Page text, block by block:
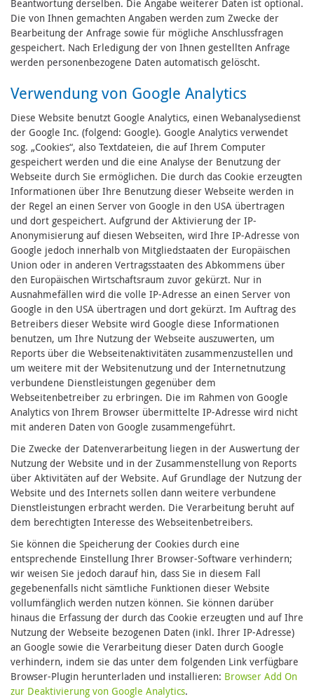
Beantwortung derselben. Die Angabe weiterer Daten ist optional.
Die von Ihnen gemachten Angaben werden zum Zwecke der
Bearbeitung der Anfrage sowie für mögliche Anschlussfragen
gespeichert. Nach Erledigung der von Ihnen gestellten Anfrage
werden personenbezogene Daten automatisch gelöscht.
Verwendung von Google Analytics
Diese Website benutzt Google Analytics, einen Webanalysedienst
der Google Inc. (folgend: Google). Google Analytics verwendet
sog. „Cookies“, also Textdateien, die auf Ihrem Computer
gespeichert werden und die eine Analyse der Benutzung der
Webseite durch Sie ermöglichen. Die durch das Cookie erzeugten
Informationen über Ihre Benutzung dieser Webseite werden in
der Regel an einen Server von Google in den USA übertragen
und dort gespeichert. Aufgrund der Aktivierung der IP-
Anonymisierung auf diesen Webseiten, wird Ihre IP-Adresse von
Google jedoch innerhalb von Mitgliedstaaten der Europäischen
Union oder in anderen Vertragsstaaten des Abkommens über
den Europäischen Wirtschaftsraum zuvor gekürzt. Nur in
Ausnahmefällen wird die volle IP-Adresse an einen Server von
Google in den USA übertragen und dort gekürzt. Im Auftrag des
Betreibers dieser Website wird Google diese Informationen
benutzen, um Ihre Nutzung der Webseite auszuwerten, um
Reports über die Webseitenaktivitäten zusammenzustellen und
um weitere mit der Websitenutzung und der Internetnutzung
verbundene Dienstleistungen gegenüber dem
Webseitenbetreiber zu erbringen. Die im Rahmen von Google
Analytics von Ihrem Browser übermittelte IP-Adresse wird nicht
mit anderen Daten von Google zusammengeführt.
Die Zwecke der Datenverarbeitung liegen in der Auswertung der
Nutzung der Website und in der Zusammenstellung von Reports
über Aktivitäten auf der Website. Auf Grundlage der Nutzung der
Website und des Internets sollen dann weitere verbundene
Dienstleistungen erbracht werden. Die Verarbeitung beruht auf
dem berechtigten Interesse des Webseitenbetreibers.
Sie können die Speicherung der Cookies durch eine
entsprechende Einstellung Ihrer Browser-Software verhindern;
wir weisen Sie jedoch darauf hin, dass Sie in diesem Fall
gegebenenfalls nicht sämtliche Funktionen dieser Website
vollumfänglich werden nutzen können. Sie können darüber
hinaus die Erfassung der durch das Cookie erzeugten und auf Ihre
Nutzung der Webseite bezogenen Daten (inkl. Ihrer IP-Adresse)
an Google sowie die Verarbeitung dieser Daten durch Google
verhindern, indem sie das unter dem folgenden Link verfügbare
Browser-Plugin herunterladen und installieren: Browser Add On
zur Deaktivierung von Google Analytics.